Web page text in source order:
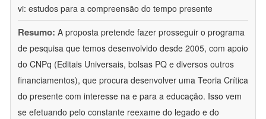
vi: estudos para a compreensão do tempo presente
Resumo: A proposta pretende fazer prosseguir o programa
de pesquisa que temos desenvolvido desde 2005, com apoio
do CNPq (Editais Universais, bolsas PQ e diversos outros
financiamentos), que procura desenvolver uma Teoria Crítica
do presente com interesse na e para a educação. Isso vem
se efetuando pelo constante reexame do legado e do